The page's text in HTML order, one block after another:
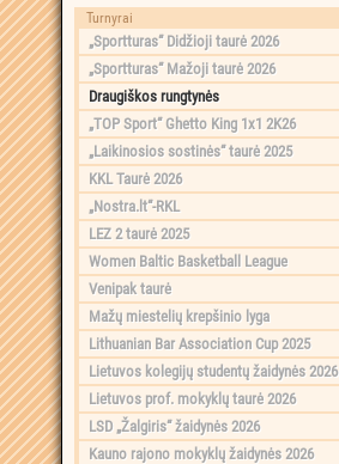
Turnyrai
„Sportturas“ Didžioji taurė 2026
„Sportturas“ Mažoji taurė 2026
Draugiškos rungtynės
„TOP Sport“ Ghetto King 1x1 2K26
„Laikinosios sostinės“ taurė 2025
KKL Taurė 2026
„Nostra.lt“-RKL
LEZ 2 taurė 2025
Women Baltic Basketball League
Venipak taurė
Mažų miestelių krepšinio lyga
Lithuanian Bar Association Cup 2025
Lietuvos kolegijų studentų žaidynės 2026
Lietuvos prof. mokyklų taurė 2026
LSD „Žalgiris“ žaidynės 2026
Kauno rajono mokyklų žaidynės 2026